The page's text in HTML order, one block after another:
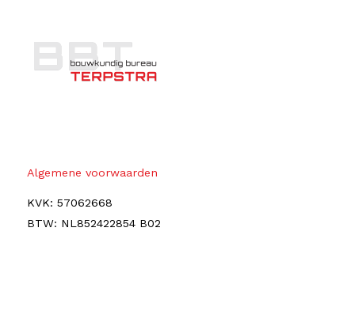
Algemene voorwaarden
KVK: 57062668
BTW: NL852422854 B02